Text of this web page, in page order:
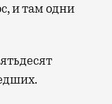
и там одни